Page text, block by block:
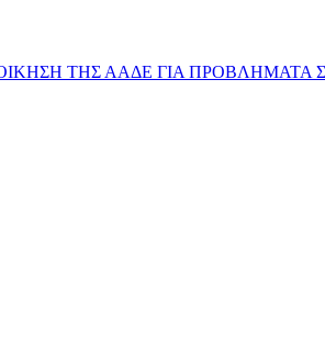
ΤΗΣ ΑΑΔΕ ΓΙΑ ΠΡΟΒΛΗΜΑΤΑ